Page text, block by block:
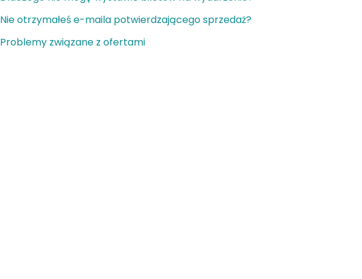
Nie otrzymałeś e-maila potwierdzającego sprzedaż?
Problemy związane z ofertami